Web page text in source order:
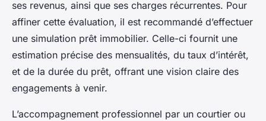
ses revenus, ainsi que ses charges récurrentes. Pour
affiner cette évaluation, il est recommandé d’effectuer
une simulation prêt immobilier. Celle-ci fournit une
estimation précise des mensualités, du taux d’intérêt,
et de la durée du prêt, offrant une vision claire des
engagements à venir.
L’accompagnement professionnel par un courtier ou